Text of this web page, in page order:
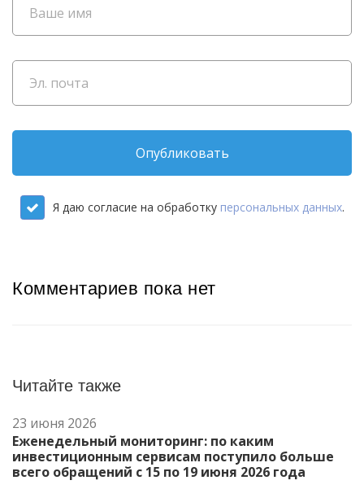
Опубликовать
Я даю согласие на обработку персональных данных.
Комментариев пока нет
Читайте также
23 июня 2026
Еженедельный мониторинг: по каким
инвестиционным сервисам поступило больше
всего обращений с 15 по 19 июня 2026 года